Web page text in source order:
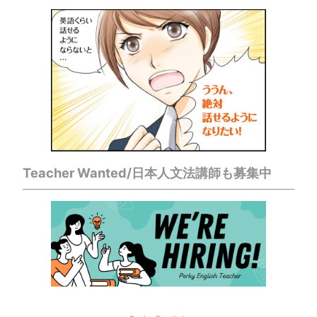
Teacher Wanted/日本人文法講師も募集中